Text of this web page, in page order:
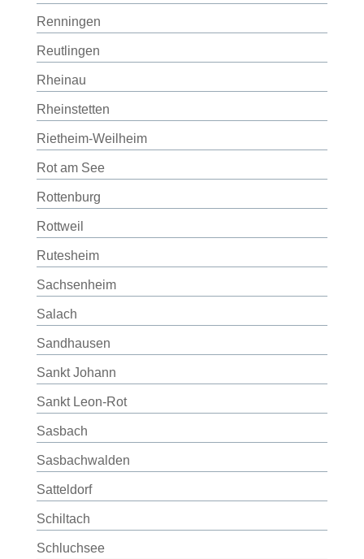
Renningen
Reutlingen
Rheinau
Rheinstetten
Rietheim-Weilheim
Rot am See
Rottenburg
Rottweil
Rutesheim
Sachsenheim
Salach
Sandhausen
Sankt Johann
Sankt Leon-Rot
Sasbach
Sasbachwalden
Satteldorf
Schiltach
Schluchsee